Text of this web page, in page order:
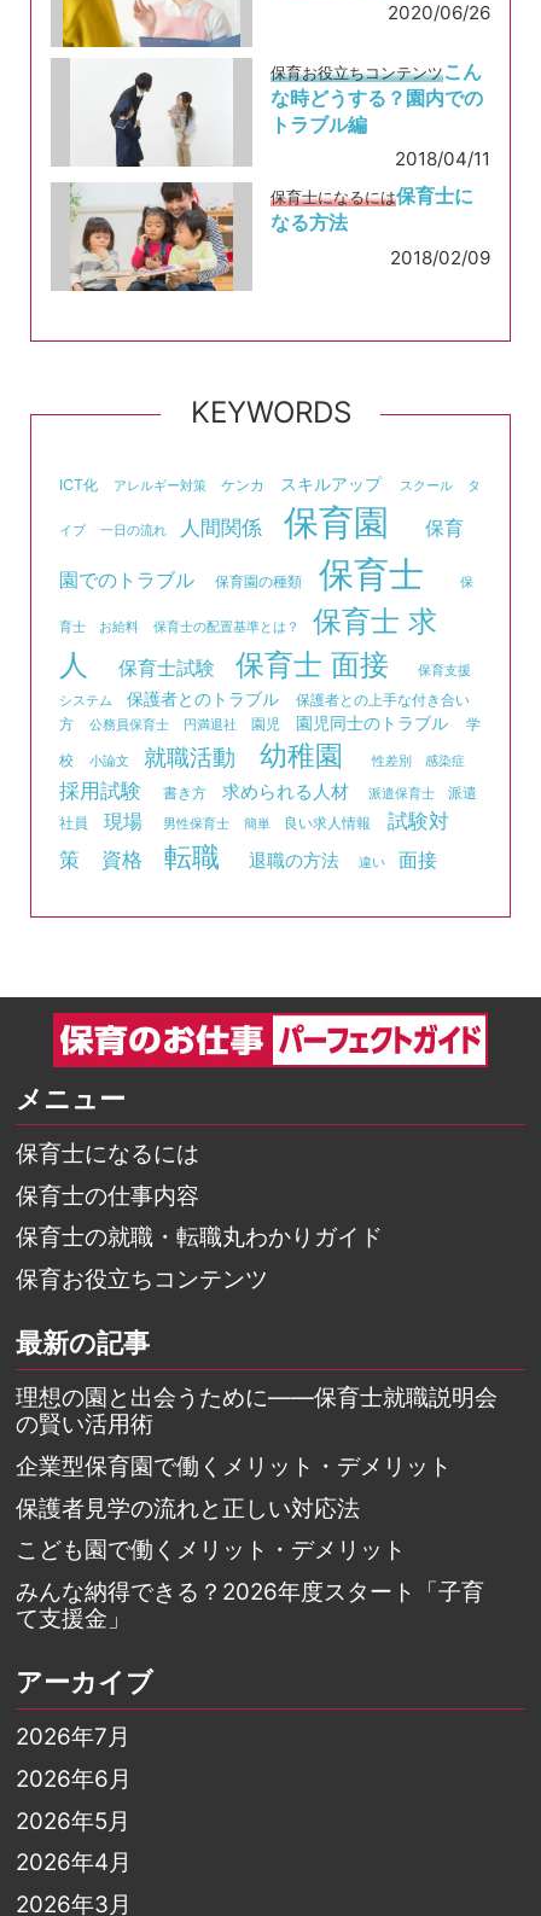
2020/06/26
保育お役立ちコンテンツこん
な時どうする？園内での
トラブル編
2018/04/11
保育士になるには保育士に
なる方法
2018/02/09
KEYWORDS
ICT化 アレルギー対策 ケンカ スキルアップ スクール タ
イプ 一日の流れ 人間関係 保育園 保育
園でのトラブル 保育園の種類 保育士 保
育士 お給料 保育士の配置基準とは？
保育士 求
人
保育士試験 保育士 面接
保育支援
システム
保護者とのトラブル
保護者との上手な付き合い
方
公務員保育士 円満退社 園児 園児同士のトラブル
学
校
小論文 就職活動 幼稚園 性差別 感染症
採用試験 書き方 求められる人材 派遣保育士
派遣
社員
現場 男性保育士 簡単 良い求人情報
試験対
策
資格 転職 退職の方法 違い 面接
メニュー
保育士になるには
保育士の仕事内容
保育士の就職・転職丸わかりガイド
保育お役立ちコンテンツ
最新の記事
理想の園と出会うために――保育士就職説明会
の賢い活用術
企業型保育園で働くメリット・デメリット
保護者見学の流れと正しい対応法
こども園で働くメリット・デメリット
みんな納得できる？2026年度スタート「子育
て支援金」
アーカイブ
2026年7月
2026年6月
2026年5月
2026年4月
2026年3月